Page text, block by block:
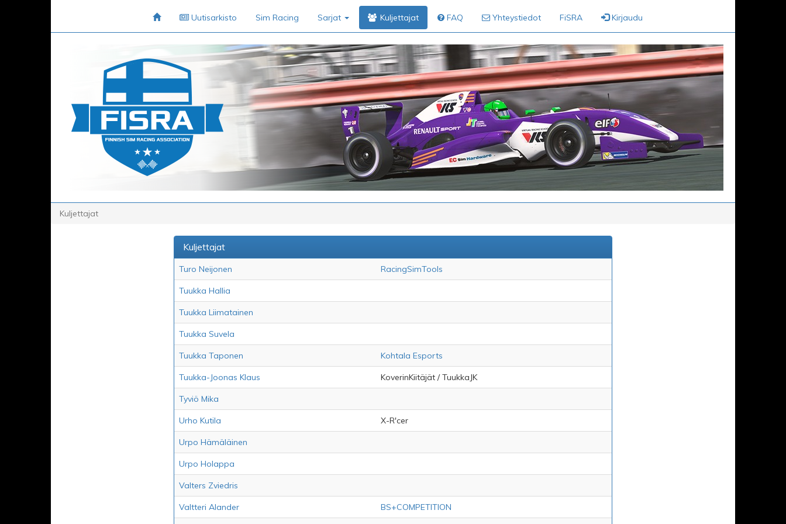
Uutisarkisto Sim Racing Sarjat Kuljettajat FAQ Yhteystiedot FiSRA Kirjaudu
Kuljettajat
Kuljettajat
Turo Neijonen RacingSimTools
Tuukka Hallia
Tuukka Liimatainen
Tuukka Suvela
Tuukka Taponen Kohtala Esports
Tuukka-Joonas Klaus KoverinKiitäjät / TuukkaJK
Tyviö Mika
Urho Kutila X-R'cer
Urpo Hämäläinen
Urpo Holappa
Valters Zviedris
Valtteri Alander BS+COMPETITION